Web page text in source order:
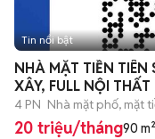
Tin nổi bật
NHÀ MẶT TIỀN
XÂY, FULL NỘI THẤT
4 PN Nhà mặt phố, mặt
20 triệu/tháng90 m²